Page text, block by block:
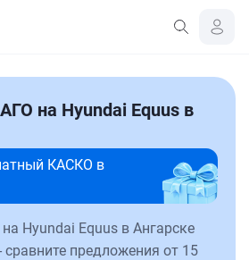
на Hyundai Equus в
КАСКО в
Hyundai Equus в Ангарске
предложения от 15